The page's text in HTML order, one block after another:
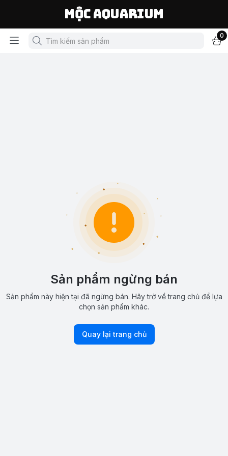
Mộc Aquarium
0
Sản phẩm ngừng bán
Sản phẩm này hiện tại đã ngừng bán. Hãy trở về trang chủ để lựa
chọn sản phẩm khác.
Quay lại trang chủ